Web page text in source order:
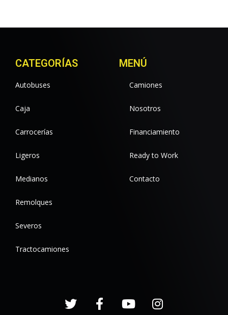
CATEGORÍAS
Autobuses
Caja
Carrocerías
Ligeros
Medianos
Remolques
Severos
Tractocamiones
MENÚ
Camiones
Nosotros
Financiamiento
Ready to Work
Contacto